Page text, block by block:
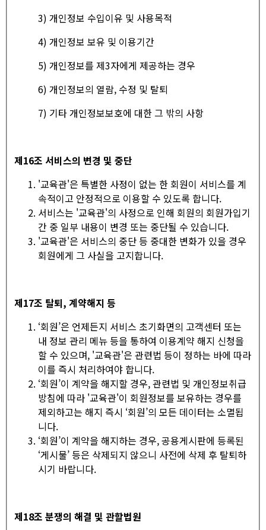
3) 개인정보 수입이유 및 사용목적
4) 개인정보 보유 및 이용기간
5) 개인정보를 제3자에게 제공하는 경우
6) 개인정보의 열람, 수정 및 탈퇴
7) 기타 개인정보보호에 대한 그 밖의 사항
제16조 서비스의 변경 및 중단
'교육관'은 특별한 사정이 없는 한 회원이 서비스를 계
속적이고 안정적으로 이용할 수 있도록 합니다.
서비스는 '교육관'의 사정으로 인해 회원의 회원가입기
간 중 일부 내용이 변경 또는 중단될 수 있습니다.
'교육관'은 서비스의 중단 등 중대한 변화가 있을 경우
회원에게 그 사실을 고지합니다.
제17조 탈퇴, 계약해지 등
‘회원’은 언제든지 서비스 초기화면의 고객센터 또는
내 정보 관리 메뉴 등을 통하여 이용계약 해지 신청을
할 수 있으며, '교육관'은 관련법 등이 정하는 바에 따라
이를 즉시 처리하여야 합니다.
‘회원’이 계약을 해지할 경우, 관련법 및 개인정보취급
방침에 따라 '교육관'이 회원정보를 보유하는 경우를
제외하고는 해지 즉시 ‘회원’의 모든 데이터는 소멸됩
니다.
‘회원’이 계약을 해지하는 경우, 공용게시판에 등록된
‘게시물’ 등은 삭제되지 않으니 사전에 삭제 후 탈퇴하
시기 바랍니다.
제18조 분쟁의 해결 및 관할법원